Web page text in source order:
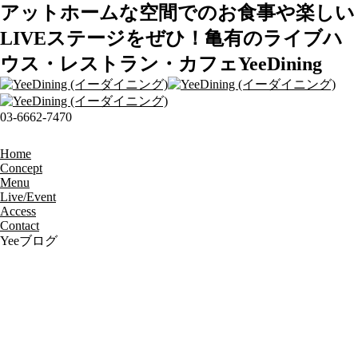
アットホームな空間でのお食事や楽しい
LIVEステージをぜひ！亀有のライブハ
ウス・レストラン・カフェYeeDining
03-6662-7470
Home
Concept
Menu
Live/Event
Access
Contact
Yeeブログ